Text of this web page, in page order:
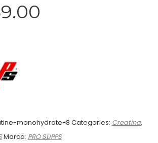
monohydrate-8 Categories: Creatina,
Marca: PRO SUPPS